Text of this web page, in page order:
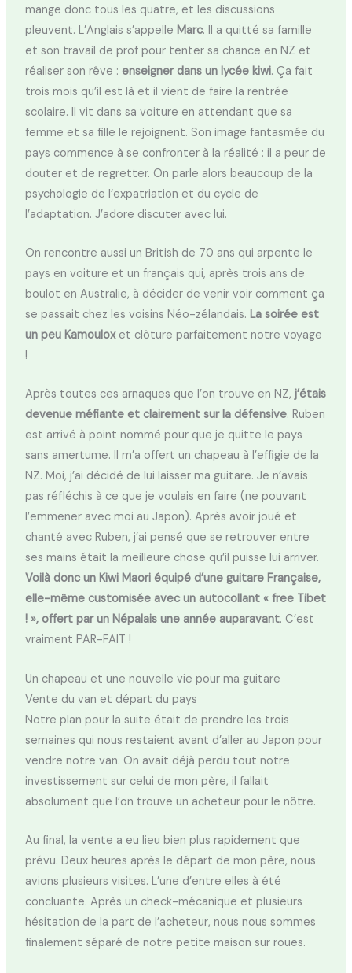
mange donc tous les quatre, et les discussions
pleuvent. L’Anglais s’appelle Marc. Il a quitté sa famille
et son travail de prof pour tenter sa chance en NZ et
réaliser son rêve : enseigner dans un lycée kiwi. Ça fait
trois mois qu’il est là et il vient de faire la rentrée
scolaire. Il vit dans sa voiture en attendant que sa
femme et sa fille le rejoignent. Son image fantasmée du
pays commence à se confronter à la réalité : il a peur de
douter et de regretter. On parle alors beaucoup de la
psychologie de l’expatriation et du cycle de
l’adaptation. J’adore discuter avec lui.
On rencontre aussi un British de 70 ans qui arpente le
pays en voiture et un français qui, après trois ans de
boulot en Australie, à décider de venir voir comment ça
se passait chez les voisins Néo-zélandais. La soirée est
un peu Kamouloxet clôture parfaitement notre voyage
!
Après toutes ces arnaques que l’on trouve en NZ, j’étais
devenue méfiante et clairement sur la défensive. Ruben
est arrivé à point nommé pour que je quitte le pays
sans amertume. Il m’a offert un chapeau à l’effigie de la
NZ. Moi, j’ai décidé de lui laisser ma guitare. Je n’avais
pas réfléchis à ce que je voulais en faire (ne pouvant
l’emmener avec moi au Japon). Après avoir joué et
chanté avec Ruben, j’ai pensé que se retrouver entre
ses mains était la meilleure chose qu’il puisse lui arriver.
Voilà donc un Kiwi Maori équipé d’une guitare Française,
elle-même customisée avec un autocollant « free Tibet
! », offert par un Népalais une année auparavant. C’est
vraiment PAR-FAIT !
Un chapeau et une nouvelle vie pour ma guitare
Vente du van et départ du pays
Notre plan pour la suite était de prendre les trois
semaines qui nous restaient avant d’aller au Japon pour
vendre notre van. On avait déjà perdu tout notre
investissement sur celui de mon père, il fallait
absolument que l’on trouve un acheteur pour le nôtre.
Au final, la vente a eu lieu bien plus rapidement que
prévu. Deux heures après le départ de mon père, nous
avions plusieurs visites. L’une d’entre elles à été
concluante. Après un check-mécanique et plusieurs
hésitation de la part de l’acheteur, nous nous sommes
finalement séparé de notre petite maison sur roues.